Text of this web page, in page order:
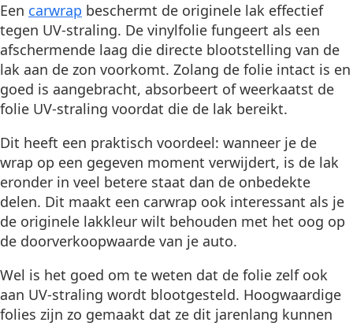
Een carwrap beschermt de originele lak effectief
tegen UV-straling. De vinylfolie fungeert als een
afschermende laag die directe blootstelling van de
lak aan de zon voorkomt. Zolang de folie intact is en
goed is aangebracht, absorbeert of weerkaatst de
folie UV-straling voordat die de lak bereikt.
Dit heeft een praktisch voordeel: wanneer je de
wrap op een gegeven moment verwijdert, is de lak
eronder in veel betere staat dan de onbedekte
delen. Dit maakt een carwrap ook interessant als je
de originele lakkleur wilt behouden met het oog op
de doorverkoopwaarde van je auto.
Wel is het goed om te weten dat de folie zelf ook
aan UV-straling wordt blootgesteld. Hoogwaardige
folies zijn zo gemaakt dat ze dit jarenlang kunnen